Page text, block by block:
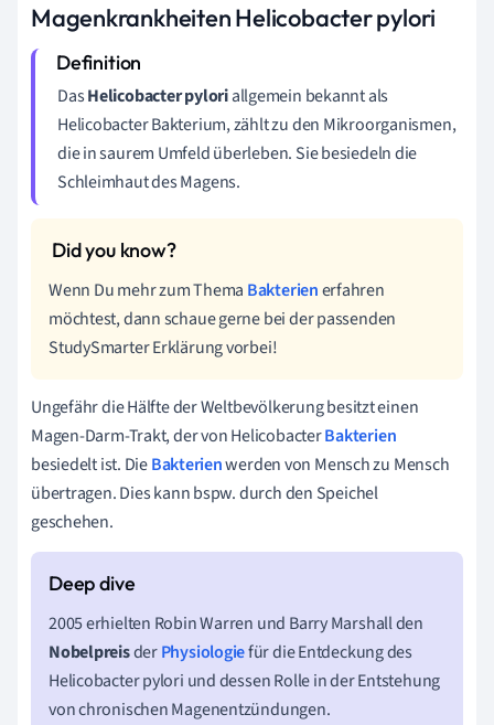
Magenkrankheiten Helicobacter pylori
DasHelicobacter pyloriallgemein bekannt als
Helicobacter Bakterium, zählt zu den Mikroorganismen,
die in saurem Umfeld überleben. Sie besiedeln die
Schleimhaut des Magens.
Wenn Du mehr zum Thema Bakterienerfahren
möchtest, dann schaue gerne bei der passenden
StudySmarter Erklärung vorbei!
Ungefähr die Hälfte der Weltbevölkerung besitzt einen
Magen-Darm-Trakt, der von HelicobacterBakterien
besiedelt ist. DieBakterienwerden von Mensch zu Mensch
übertragen. Dies kann bspw. durch den Speichel
geschehen.
2005 erhielten Robin Warren und Barry Marshall den
NobelpreisderPhysiologiefür die Entdeckung des
Helicobacter pylori und dessen Rolle in der Entstehung
von chronischen Magenentzündungen.